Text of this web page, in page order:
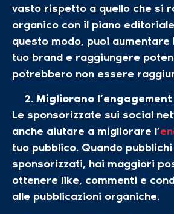
vasto rispetto a quello che si
organico con il piano
questo modo, puoi
tuo brand e raggiungere
potrebbero non essere
Migliorano l’engagement
Le sponsorizzate sui social
anche aiutare a migliorare l’
tuo pubblico. Quando
sponsorizzati, hai maggiori
ottenere like, commenti e
alle pubblicazioni organiche.